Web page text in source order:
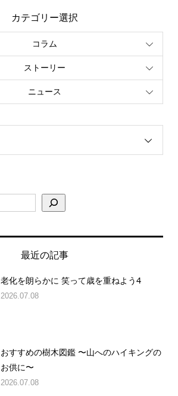
カテゴリー選択
コラム
ストーリー
ニュース
最近の記事
老化を朗らかに 笑って歳を重ねよう4
2026.07.08
おすすめの樹木図鑑 〜山へのハイキングの
お供に〜
2026.07.08